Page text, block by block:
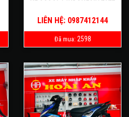
LIÊN HỆ: 0987412144
Đã mua: 2598